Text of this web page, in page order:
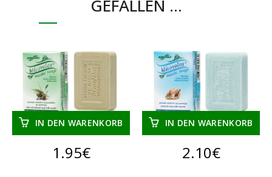
GEFALLEN …
IN DEN WARENKORB
1.95€
IN DEN WARENKORB
2.10€